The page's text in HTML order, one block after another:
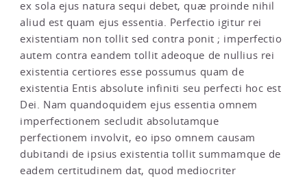
ex sola ejus natura sequi debet, quæ proinde nihil
aliud est quam ejus essentia. Perfectio igitur rei
existentiam non tollit sed contra ponit ; imperfectio
autem contra eandem tollit adeoque de nullius rei
existentia certiores esse possumus quam de
existentia Entis absolute infiniti seu perfecti hoc est
Dei. Nam quandoquidem ejus essentia omnem
imperfectionem secludit absolutamque
perfectionem involvit, eo ipso omnem causam
dubitandi de ipsius existentia tollit summamque de
eadem certitudinem dat, quod mediocriter